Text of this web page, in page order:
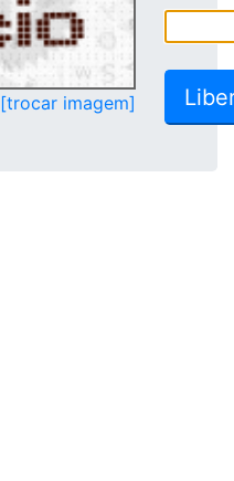
[trocar imagem]